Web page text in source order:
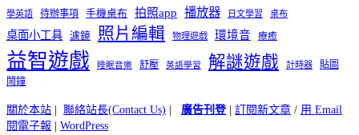
學英語 待辦事項 手機桌布 拍照app 播放器 日文學習 桌布
桌面小工具 濾鏡 照片編輯 物理遊戲 環境音 療癒
益智遊戲 睡眠音樂 舒壓 英語學習 解謎遊戲 計時器
貼圖
鬧鐘
關於本站 | 聯絡站長(Contact Us) | 廣告刊登| 訂閱新文章 / 用 Email
閱電子報 | WordPress